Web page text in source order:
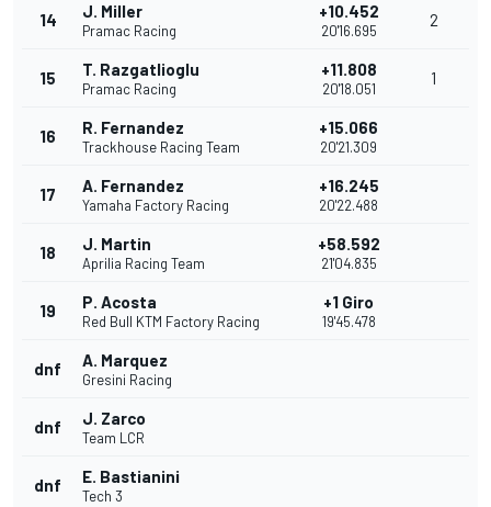
14 J. Miller
Pramac Racing
+10.452
20'16.695
2
15 T. Razgatlioglu
Pramac Racing
+11.808
20'18.051
1
16 R. Fernandez
Trackhouse Racing Team
+15.066
20'21.309
17 A. Fernandez
Yamaha Factory Racing
+16.245
20'22.488
18 J. Martin
Aprilia Racing Team
+58.592
21'04.835
19 P. Acosta
Red Bull KTM Factory Racing
+1 Giro
19'45.478
dnf A. Marquez
Gresini Racing
dnf J. Zarco
Team LCR
dnf E. Bastianini
Tech 3